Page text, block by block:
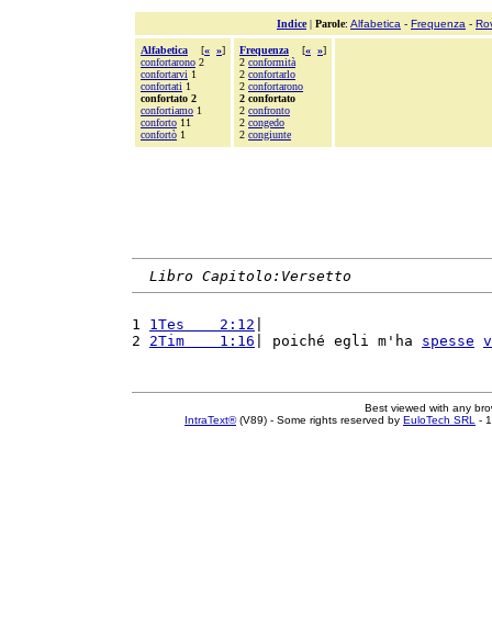
Indice| Parole: Alfabetica - Frequenza -
Alfabetica [« »]
confortarono 2
confortarvi 1
confortati 1
confortato 2
confortiamo 1
conforto 11
confortò 1
Frequenza [« »]
2 conformità
2 confortarlo
2 confortarono
2 confortato
2 confronto
2 congedo
2 congiunte
Libro Capitolo:Versetto
1 1Tes    2:12
2 2Tim    1:16 | poiché egli m'ha spesse
Best viewed with any
IntraText®(V89) - Some rights reserved by EuloTech SRL -